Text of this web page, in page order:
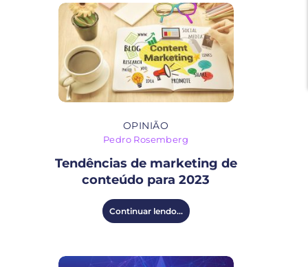
OPINIÃO
Pedro Rosemberg
Tendências de marketing de
conteúdo para 2023
Continuar lendo...